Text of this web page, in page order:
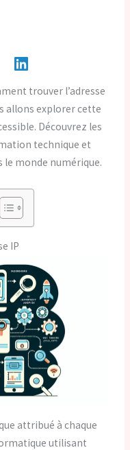
trouver l’adresse
allons explorer cette
Découvrez les
technique et
monde numérique.
IP
attribué à chaque
utilisant